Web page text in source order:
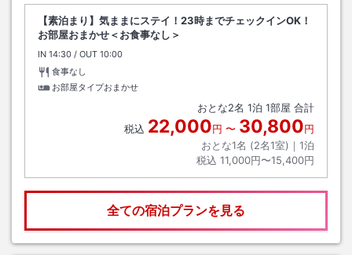
【素泊まり】気ままにステイ！23時までチェックインOK！
お部屋おまかせ＜お食事なし＞
IN チェックイン
14:30 / OUT チェックアウト
10:00
食事なし
お部屋タイプおまかせ
おとな2名 1泊 1部屋 合計
税込 22,000円 〜 30,800円
おとな1名 (2名1室)｜ 1泊
税込 11,000円〜15,400円
全ての宿泊プランを見る